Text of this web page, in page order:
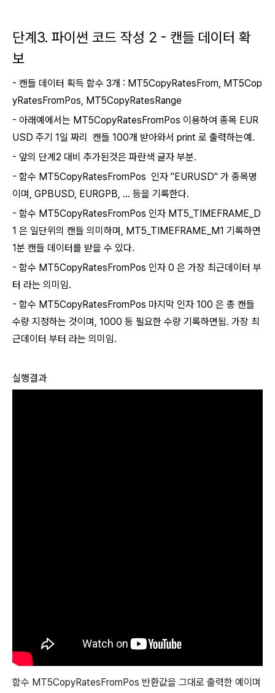
단계3. 파이썬 코드 작성 2 - 캔들 데이터 확
보
- 캔들 데이터 획득 함수 3개 : MT5CopyRatesFrom, MT5Cop
yRatesFromPos, MT5CopyRatesRange
- 아래예에서는 MT5CopyRatesFromPos 이용하여 종목 EUR
USD 주기 1일 짜리 캔들 100개 받아와서 print 로 출력하는예.
- 앞의 단계2 대비 추가된것은 파란색 글자 부분.
- 함수 MT5CopyRatesFromPos 인자 "EURUSD" 가 종목명
이며, GPBUSD, EURGPB, ... 등을 기록한다.
- 함수 MT5CopyRatesFromPos 인자 MT5_TIMEFRAME_D
1 은 일단위의 캔들 의미하며, MT5_TIMEFRAME_M1 기록하면
1분 캔들 데이터를 받을 수 있다.
- 함수 MT5CopyRatesFromPos 인자 0 은 가장 최근데이터 부
터 라는 의미임.
- 함수 MT5CopyRatesFromPos 마지막 인자 100 은 총 캔들
수량 지정하는 것이며, 1000 등 필요한 수량 기록하면됨. 가장 최
근데이터 부터 라는 의미임.
실행결과
함수 MT5CopyRatesFromPos 반환값을 그대로 출력한 예이며